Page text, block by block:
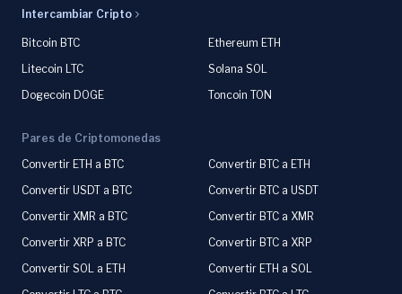
Intercambiar Cripto
Bitcoin BTC
Ethereum ETH
Litecoin LTC
Solana SOL
Dogecoin DOGE
Toncoin TON
Pares de Criptomonedas
Convertir ETH a BTC
Convertir BTC a ETH
Convertir USDT a BTC
Convertir BTC a USDT
Convertir XMR a BTC
Convertir BTC a XMR
Convertir XRP a BTC
Convertir BTC a XRP
Convertir SOL a ETH
Convertir ETH a SOL